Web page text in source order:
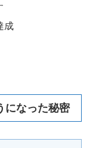
成
になった秘密